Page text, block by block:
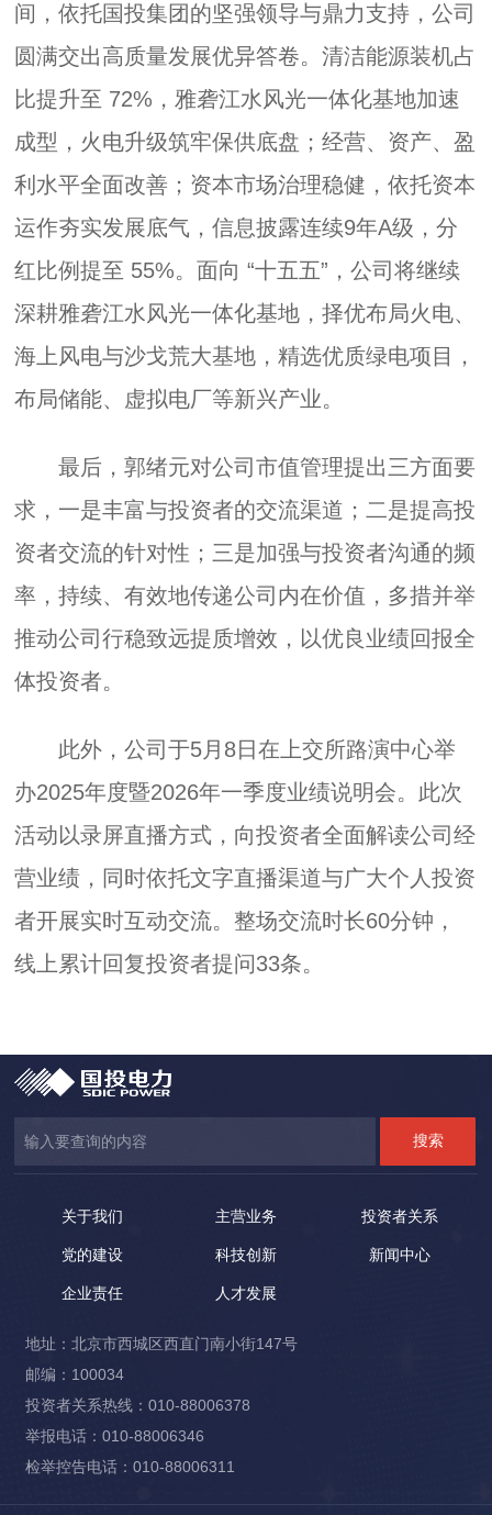
间，依托国投集团的坚强领导与鼎力支持，公司
圆满交出高质量发展优异答卷。清洁能源装机占
比提升至 72%，雅砻江水风光一体化基地加速
成型，火电升级筑牢保供底盘；经营、资产、盈
利水平全面改善；资本市场治理稳健，依托资本
运作夯实发展底气，信息披露连续9年A级，分
红比例提至 55%。面向 “十五五”，公司将继续
深耕雅砻江水风光一体化基地，择优布局火电、
海上风电与沙戈荒大基地，精选优质绿电项目，
布局储能、虚拟电厂等新兴产业。
最后，郭绪元对公司市值管理提出三方面要
求，一是丰富与投资者的交流渠道；二是提高投
资者交流的针对性；三是加强与投资者沟通的频
率，持续、有效地传递公司内在价值，多措并举
推动公司行稳致远提质增效，以优良业绩回报全
体投资者。
此外，公司于5月8日在上交所路演中心举
办2025年度暨2026年一季度业绩说明会。此次
活动以录屏直播方式，向投资者全面解读公司经
营业绩，同时依托文字直播渠道与广大个人投资
者开展实时互动交流。整场交流时长60分钟，
线上累计回复投资者提问33条。
关于我们 主营业务 投资者关系
党的建设 科技创新 新闻中心
企业责任 人才发展
地址：北京市西城区西直门南小街147号
邮编：100034
投资者关系热线：010-88006378
举报电话：010-88006346
检举控告电话：010-88006311